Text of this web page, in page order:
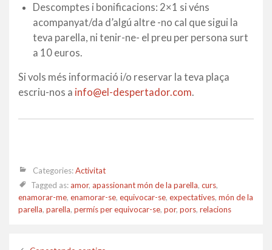
Descomptes i bonificacions: 2×1 si véns
acompanyat/da d’algú altre -no cal que sigui la
teva parella, ni tenir-ne- el preu per persona surt
a 10 euros.
Si vols més informació i/o reservar la teva plaça
escriu-nos a info@el-despertador.com.
Categories:Activitat
Tagged as:amor, apassionant món de la parella, curs,
enamorar-me, enamorar-se, equivocar-se, expectatives, món de la
parella, parella, permís per equivocar-se, por, pors, relacions